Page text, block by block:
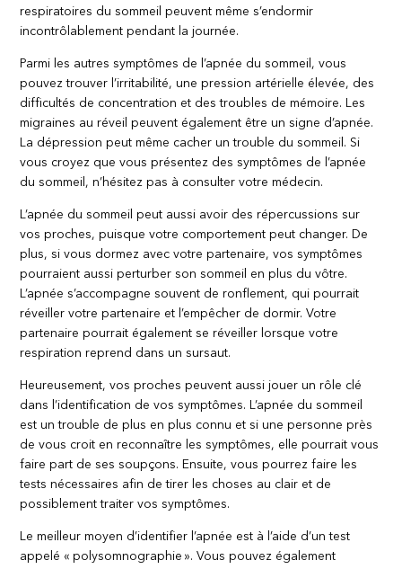
respiratoires du sommeil peuvent même s’endormir
incontrôlablement pendant la journée.
Parmi les autres symptômes de l’apnée du sommeil, vous
pouvez trouver l’irritabilité, une pression artérielle élevée, des
difficultés de concentration et des troubles de mémoire. Les
migraines au réveil peuvent également être un signe d’apnée.
La dépression peut même cacher un trouble du sommeil. Si
vous croyez que vous présentez des symptômes de l’apnée
du sommeil, n’hésitez pas à consulter votre médecin.
L’apnée du sommeil peut aussi avoir des répercussions sur
vos proches, puisque votre comportement peut changer. De
plus, si vous dormez avec votre partenaire, vos symptômes
pourraient aussi perturber son sommeil en plus du vôtre.
L’apnée s’accompagne souvent de ronflement, qui pourrait
réveiller votre partenaire et l’empêcher de dormir. Votre
partenaire pourrait également se réveiller lorsque votre
respiration reprend dans un sursaut.
Heureusement, vos proches peuvent aussi jouer un rôle clé
dans l’identification de vos symptômes. L’apnée du sommeil
est un trouble de plus en plus connu et si une personne près
de vous croit en reconnaître les symptômes, elle pourrait vous
faire part de ses soupçons. Ensuite, vous pourrez faire les
tests nécessaires afin de tirer les choses au clair et de
possiblement traiter vos symptômes.
Le meilleur moyen d’identifier l’apnée est à l’aide d’un test
appelé « polysomnographie ». Vous pouvez également